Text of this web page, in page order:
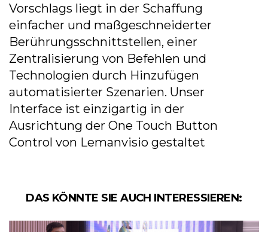
Vorschlags liegt in der Schaffung
einfacher und maßgeschneiderter
Berührungsschnittstellen, einer
Zentralisierung von Befehlen und
Technologien durch Hinzufügen
automatisierter Szenarien. Unser
Interface ist einzigartig in der
Ausrichtung der One Touch Button
Control von Lemanvisio gestaltet
DAS KÖNNTE SIE AUCH INTERESSIEREN: